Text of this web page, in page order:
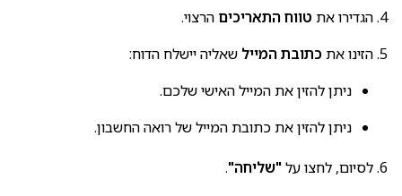
הגדירו את טווח התאריכים הרצוי.
הזינו את כתובת המייל שאליה יישלח הדוח:
ניתן להזין את המייל האישי שלכם.
ניתן להזין את כתובת המייל של רואה החשבון.
לסיום, לחצו על"שליחה".